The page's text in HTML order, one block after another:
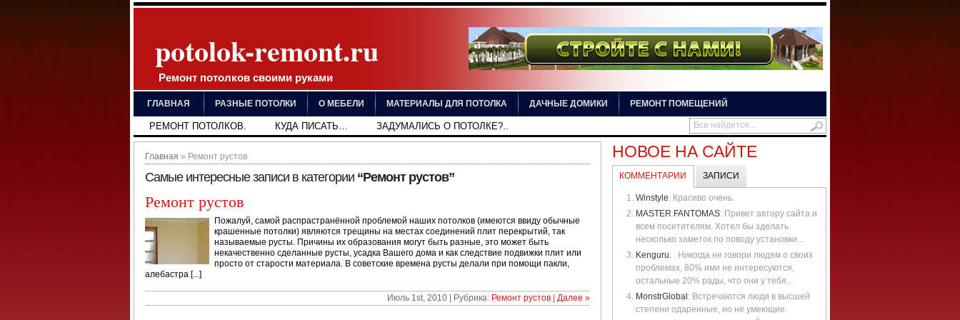
potolok-remont.ru
Ремонт потолков своими руками
ГЛАВНАЯ РАЗНЫЕ ПОТОЛКИ О МЕБЕЛИ МАТЕРИАЛЫ ДЛЯ ПОТОЛКА ДАЧНЫЕ ДОМИКИ РЕМОНТ ПОМЕЩЕНИЙ
РЕМОНТ ПОТОЛКОВ. КУДА ПИСАТЬ… ЗАДУМАЛИСЬ О ПОТОЛКЕ?..
Главная » Ремонт рустов
Самые интересные записи в категории “Ремонт рустов”
Ремонт рустов
Пожалуй, самой распрастранённой проблемой наших потолков (имеются ввиду обычные
крашенные потолки) являются трещины на местах соединений плит перекрытий, так
называемые русты. Причины их образования могут быть разные, это может быть
некачественно сделанные русты, усадка Вашего дома и как следствие подвижки плит или
просто от старости материала. В советские времена русты делали при помощи пакли,
алебастра [...]
Июль 1st, 2010 | Рубрика: Ремонт рустов Далее »
НОВОЕ НА САЙТЕ
КОММЕНТАРИИ ЗАПИСИ
Winstyle: Красиво очень.
MASTER FANTOMAS: Привет автору сайта и
всем посетителям. Хотел бы зделать
несколько заметок по поводу установки...
Kenguru: . Никогда не говори людям о своих
проблемах, 80% ими не интересуются,
остальные 20% рады, что они у тебя...
MonstrGlobal : Встречаются люди в высшей
степени одаренные, но не умеющие